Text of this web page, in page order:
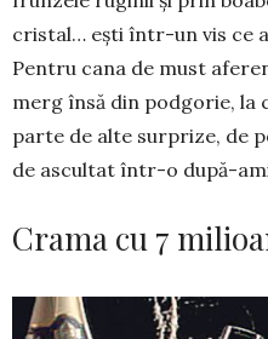
cristal… ești într-un vis ce
Pentru cana de must
merg însă din podgorie, la
parte de alte surprize, de
de ascultat într-o după-
Crama cu 7